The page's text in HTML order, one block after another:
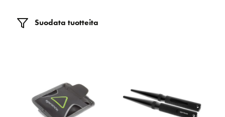
Suodata tuotteita